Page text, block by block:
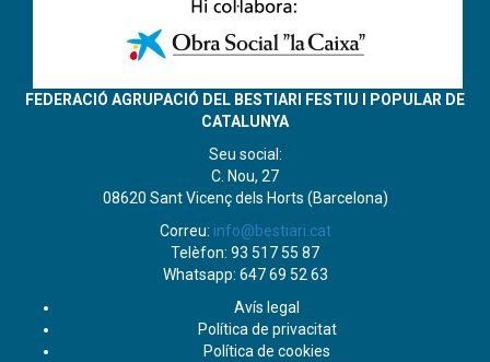
FEDERACIÓ AGRUPACIÓ DEL BESTIARI FESTIU I POPULAR DE
CATALUNYA
Seu social:
C. Nou, 27
08620 Sant Vicenç dels Horts (Barcelona)
Correu: info@bestiari.cat
Telèfon: 93 517 55 87
Whatsapp: 647 69 52 63
Avís legal
Política de privacitat
Política de cookies